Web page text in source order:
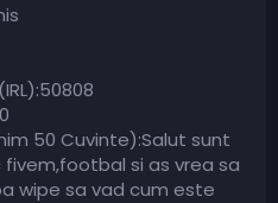
50 Cuvinte):Salut sunt
si as vrea sa
wipe sa vad cum este